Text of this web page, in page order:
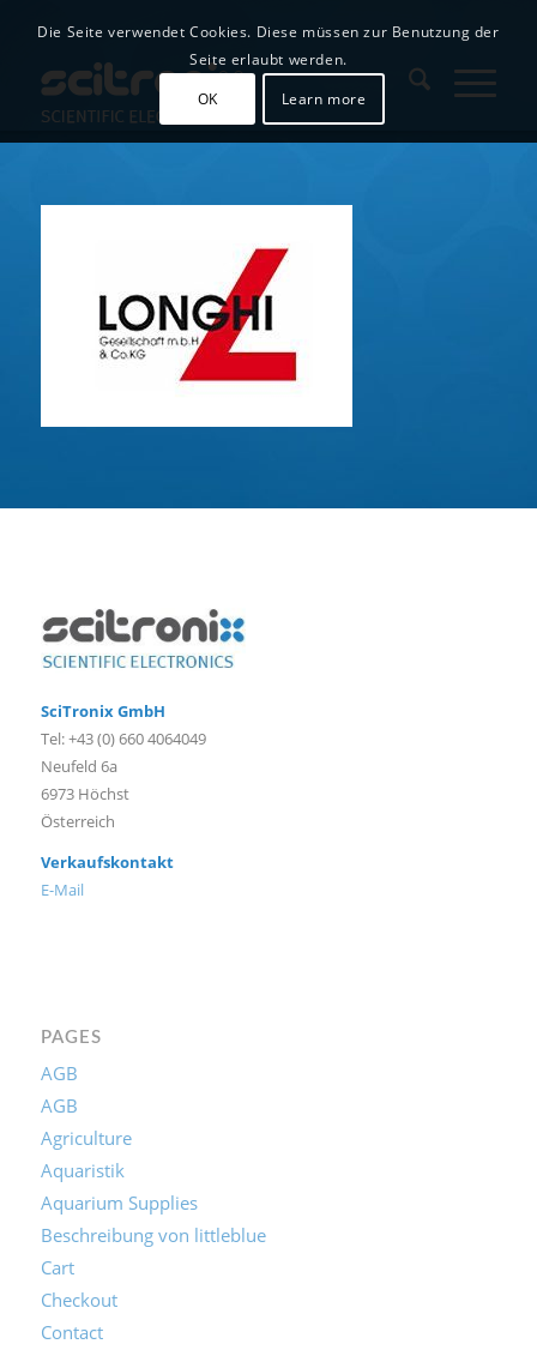
SciTronix GmbH
Tel: +43 (0) 660 4064049
Neufeld 6a
6973 Höchst
Österreich
Verkaufskontakt
E-Mail
PAGES
AGB
AGB
Agriculture
Aquaristik
Aquarium Supplies
Beschreibung von littleblue
Cart
Checkout
Contact
Die Seite verwendet Cookies. Diese müssen zur Benutzung der
Seite erlaubt werden.
OK
Learn more